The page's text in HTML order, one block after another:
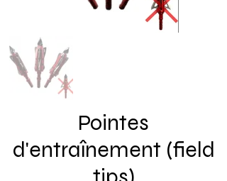
Pointes
d'entraînement (field